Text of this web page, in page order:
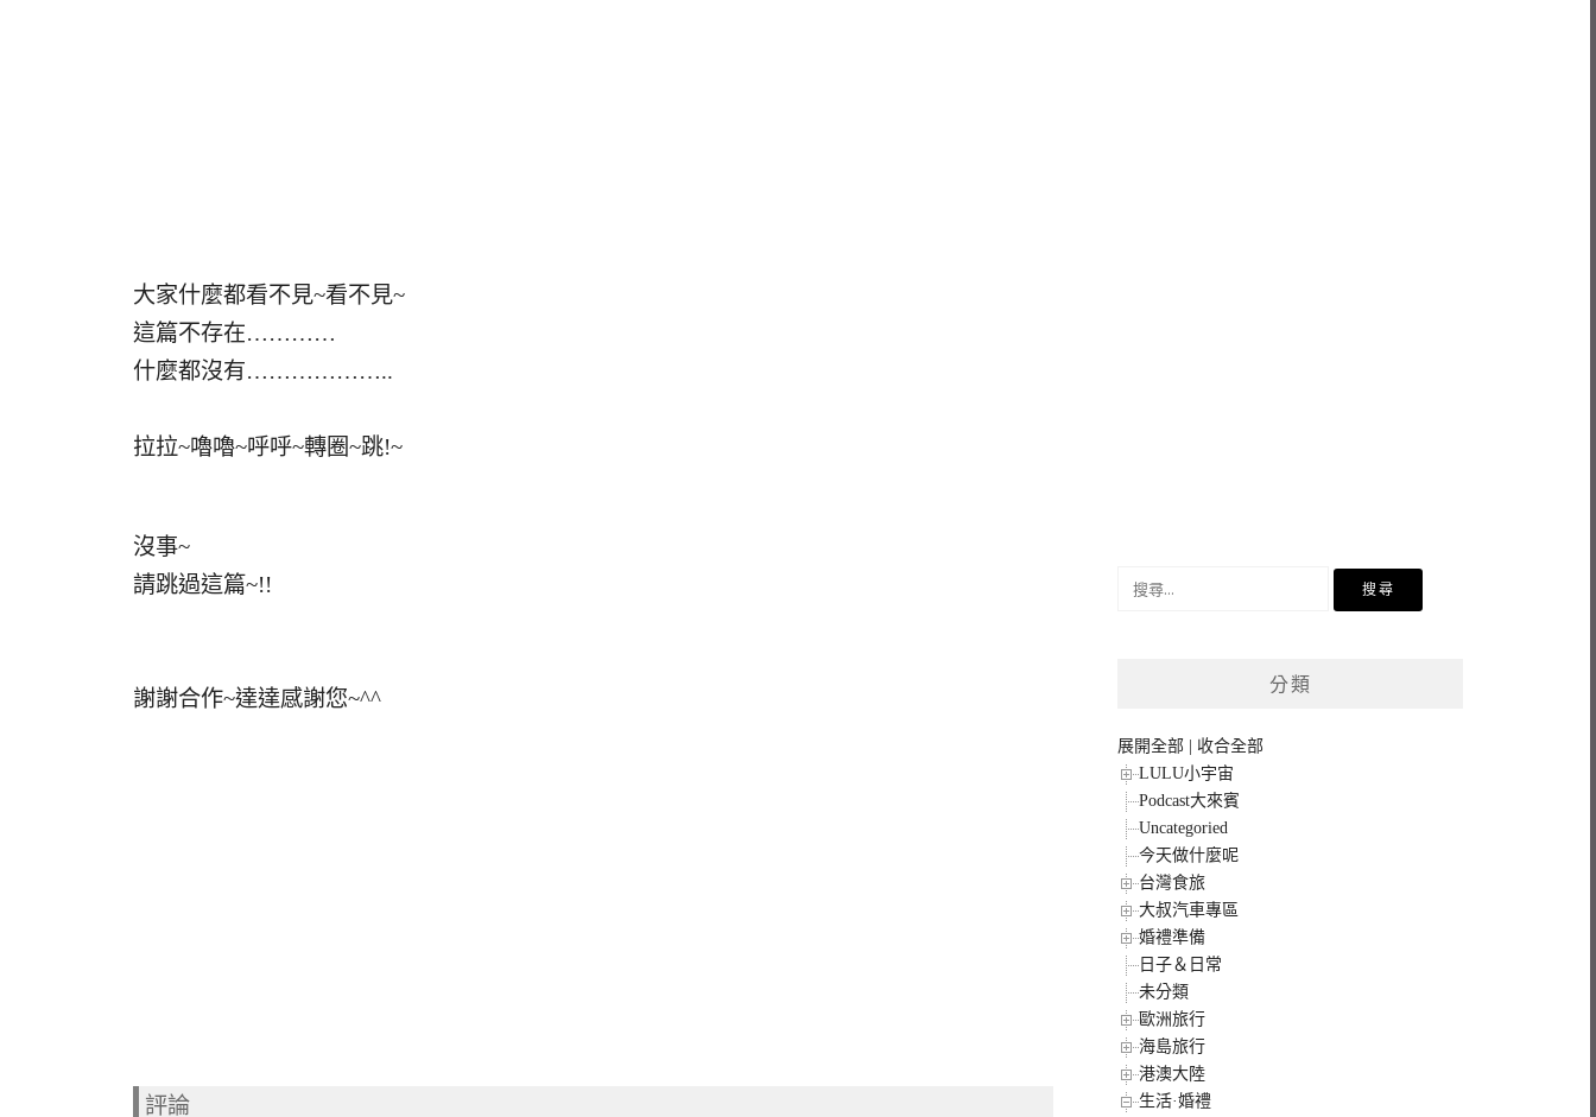
大家什麼都看不見~看不見~
這篇不存在…………
什麼都沒有………………..
拉拉~嚕嚕~呼呼~轉圈~跳!~
沒事~
請跳過這篇~!!
謝謝合作~達達感謝您~^^
評論
分類
展開全部
收合全部
LULU小宇宙
Podcast大來賓
Uncategoried
今天做什麼呢
台灣食旅
大叔汽車專區
婚禮準備
日子＆日常
未分類
歐洲旅行
海島旅行
港澳大陸
生活·婚禮